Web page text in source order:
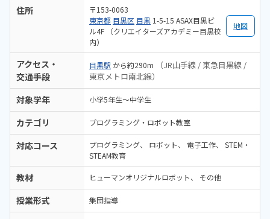
住所
〒153-0063
東京都 目黒区 目黒 1-5-15 ASAX目黒ビ
ル4F （クリエイターズアカデミー目黒校
内）
地図
アクセス・
交通手段
目黒駅 から約290m
（JR山手線 / 東急目黒線 /
東京メトロ南北線）
対象学年 小学5年生～中学生
カテゴリ プログラミング・ロボット教室
対応コース プログラミング ロボット 電子工作
STEM・
STEAM教育
教材 ヒューマンオリジナルロボット その他
授業形式 集団指導